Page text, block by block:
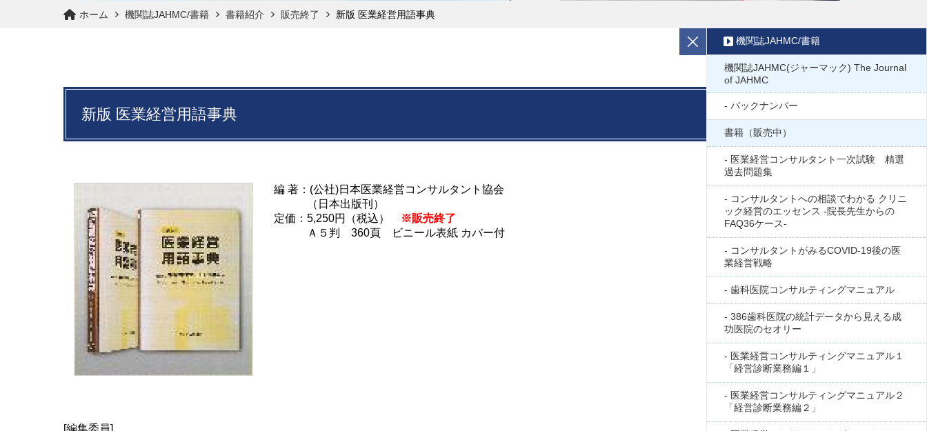
ホーム 機関誌JAHMC/書籍 書籍紹介 販売終了 新版 医業経営用語事典
新版 医業経営用語事典
編 著：(公社)日本医業経営コンサルタント協会
（日本出版刊）
定価：5,250円（税込）
※販売終了
Ａ５判 360頁 ビニール表紙 カバー付
機関誌JAHMC/書籍
機関誌JAHMC(ジャーマック) The Journal
of JAHMC
バックナンバー
書籍（販売中）
医業経営コンサルタント一次試験 精選
過去問題集
コンサルタントへの相談でわかる クリニ
ック経営のエッセンス -院長先生からの
FAQ36ケース-
コンサルタントがみるCOVID-19後の医
業経営戦略
歯科医院コンサルティングマニュアル
386歯科医院の統計データから見える成
功医院のセオリー
医業経営コンサルティングマニュアル１
「経営診断業務編１」
医業経営コンサルティングマニュアル２
「経営診断業務編２」